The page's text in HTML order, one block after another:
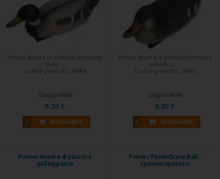
Pontec Anatra in plastica Germano
reale. ...
Codice prodotto: 36864
9,20 €
Acquistare
Disponibile
Pontec Anatra di plastica femmina
selvatica. ...
Codice prodotto: 36865
9,20 €
Acquistare
Disponibile
Pontec Anatra di plastica
galleggiante
Pontec PondoScare Ball -
spaventapasseri